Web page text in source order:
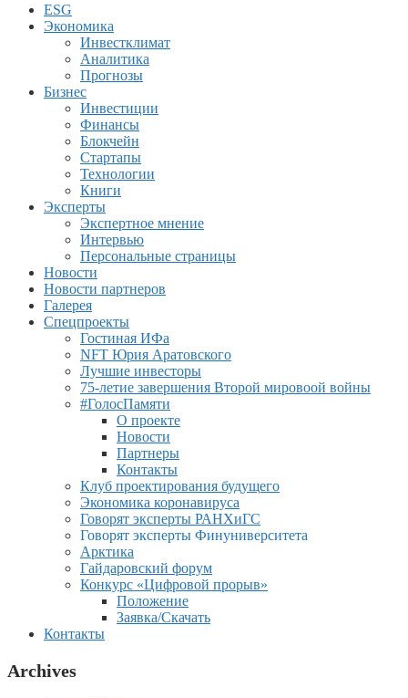
ESG
Экономика
Инвестклимат
Аналитика
Прогнозы
Бизнес
Инвестиции
Финансы
Блокчейн
Стартапы
Технологии
Книги
Эксперты
Экспертное мнение
Интервью
Персональные страницы
Новости
Новости партнеров
Галерея
Спецпроекты
Гостиная ИФа
NFT Юрия Аратовского
Лучшие инвесторы
75-летие завершения Второй мировоой войны
#ГолосПамяти
О проекте
Новости
Партнеры
Контакты
Клуб проектирования будущего
Экономика коронавируса
Говорят эксперты РАНХиГС
Говорят эксперты Финуниверситета
Арктика
Гайдаровский форум
Конкурс «Цифровой прорыв»
Положение
Заявка/Скачать
Контакты
Archives